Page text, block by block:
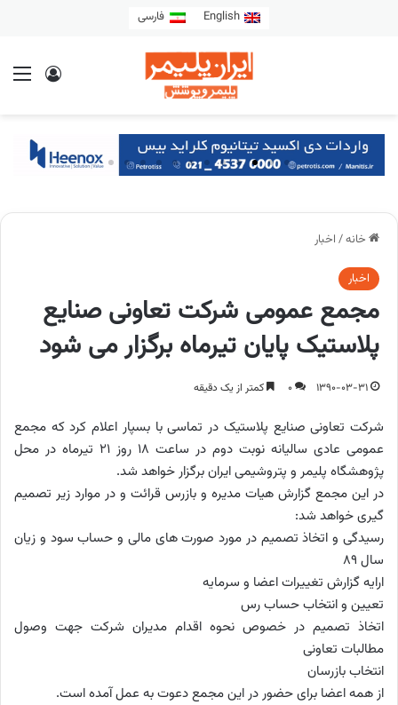
English فارسی
خانه/ اخبار
اخبار
مجمع عمومی شرکت تعاونی صنایع
پلاستیک پایان تیرماه برگزار می شود
1390-03-31
0 کمتر از یک دقیقه
شرکت تعاونی صنایع پلاستیک در تماسی با بسپار اعلام کرد که مجمع
عمومی عادی سالیانه نوبت دوم در ساعت 18 روز 21 تیرماه در محل
پژوهشگاه پلیمر و پتروشیمی ایران برگزار خواهد شد.
در این مجمع گزارش هیات مدیره و بازرس قرائت و در موارد زیر تصمیم
گیری خواهد شد:
رسیدگی و اتخاذ تصمیم در مورد صورت های مالی و حساب سود و زیان
سال 89
ارایه گزارش تغییرات اعضا و سرمایه
تعیین و انتخاب حساب رس
اتخاذ تصمیم در خصوص نحوه اقدام مدیران شرکت جهت وصول
مطالبات تعاونی
انتخاب بازرسان
از همه اعضا برای حضور در این مجمع دعوت به عمل آمده است.